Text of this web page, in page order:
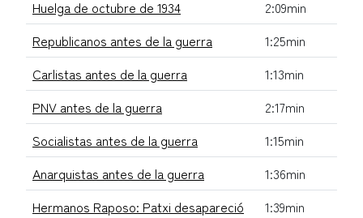
Huelga de octubre de 1934
2:09min
Republicanos antes de la guerra
1:25min
Carlistas antes de la guerra
1:13min
PNV antes de la guerra
2:17min
Socialistas antes de la guerra
1:15min
Anarquistas antes de la guerra
1:36min
Hermanos Raposo: Patxi desapareció
1:39min